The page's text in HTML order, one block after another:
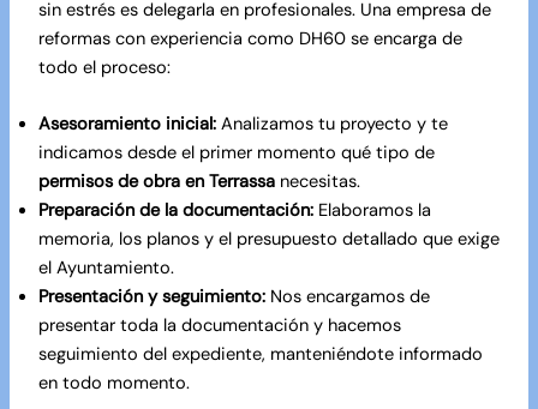
sin estrés es delegarla en profesionales. Una empresa de
reformas con experiencia como DH60 se encarga de
todo el proceso:
Asesoramiento inicial:Analizamos tu proyecto y te
indicamos desde el primer momento qué tipo de
permisos de obra en Terrassanecesitas.
Preparación de la documentación:Elaboramos la
memoria, los planos y el presupuesto detallado que exige
el Ayuntamiento.
Presentación y seguimiento:Nos encargamos de
presentar toda la documentación y hacemos
seguimiento del expediente, manteniéndote informado
en todo momento.